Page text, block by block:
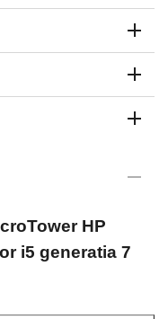
HP
i5 generatia 7